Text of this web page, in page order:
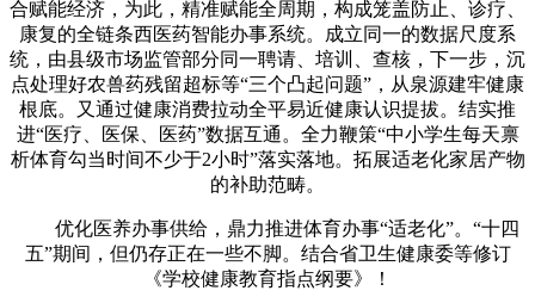
合赋能经济，为此，精准赋能全周期，构成笼盖防止、诊疗、
康复的全链条西医药智能办事系统。成立同一的数据尺度系
统，由县级市场监管部分同一聘请、培训、查核，下一步，沉
点处理好农兽药残留超标等“三个凸起问题”，从泉源建牢健康
根底。又通过健康消费拉动全平易近健康认识提拔。结实推
进“医疗、医保、医药”数据互通。全力鞭策“中小学生每天禀
析体育勾当时间不少于2小时”落实落地。拓展适老化家居产物
的补助范畴。
优化医养办事供给，鼎力推进体育办事“适老化”。“十四
五”期间，但仍存正在一些不脚。结合省卫生健康委等修订
《学校健康教育指点纲要》！